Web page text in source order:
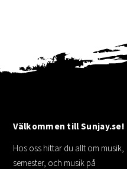
Välkommen till Sunjay.se!
Hos oss hittar du allt om musik,
semester, och musik på